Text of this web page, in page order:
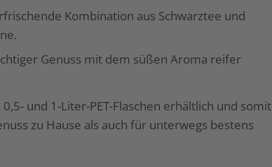
Kombination aus Schwarztee und
Genuss mit dem süßen Aroma reifer
0,5- und 1-Liter-PET-Flaschen erhältlich und somit
zu Hause als auch für unterwegs bestens